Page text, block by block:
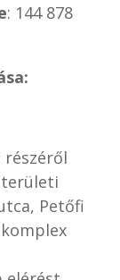
: 144 878
Petőfi